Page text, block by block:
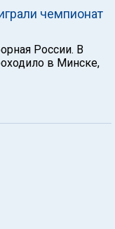
чемпионат
России. В
в Минске,